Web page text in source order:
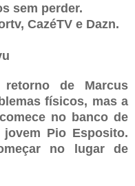
sem perder.
CazéTV e Dazn.
de Marcus
físicos, mas a
no banco de
Pio Esposito.
no lugar de